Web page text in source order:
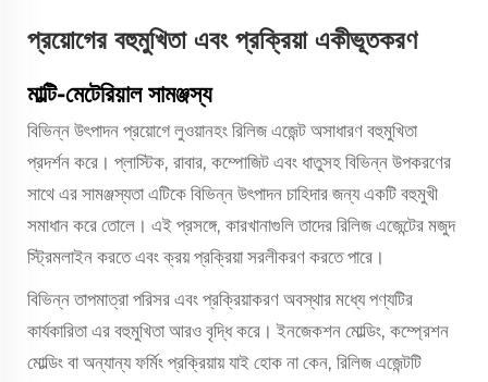
প্রয়োগের বহুমুখিতা এবং প্রক্রিয়া একীভূতকরণ
মাল্টি-মেটেরিয়াল সামঞ্জস্য
বিভিন্ন উৎপাদন প্রয়োগে লুওয়ানহং রিলিজ এজেন্ট অসাধারণ বহুমুখিতা
প্রদর্শন করে। প্লাস্টিক, রাবার, কম্পোজিট এবং ধাতুসহ বিভিন্ন উপকরণের
সাথে এর সামঞ্জস্যতা এটিকে বিভিন্ন উৎপাদন চাহিদার জন্য একটি বহুমুখী
সমাধান করে তোলে। এই প্রসঙ্গে, কারখানাগুলি তাদের রিলিজ এজেন্টের মজুদ
স্ট্রিমলাইন করতে এবং ক্রয় প্রক্রিয়া সরলীকরণ করতে পারে।
বিভিন্ন তাপমাত্রা পরিসর এবং প্রক্রিয়াকরণ অবস্থার মধ্যে পণ্যটির
কার্যকারিতা এর বহুমুখিতা আরও বৃদ্ধি করে। ইনজেকশন মোল্ডিং, কম্প্রেশন
মোল্ডিং বা অন্যান্য ফর্মিং প্রক্রিয়ায় যাই হোক না কেন, রিলিজ এজেন্টটি